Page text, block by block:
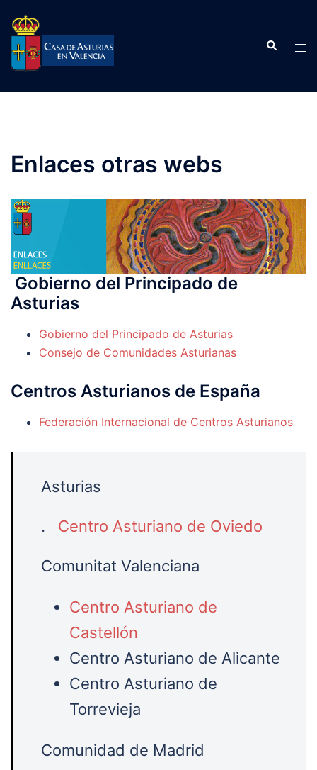
contenido
Buscar
Enlaces otras webs
Gobierno del Principado de
Asturias
Gobierno del Principado de Asturias
Consejo de Comunidades Asturianas
Centros Asturianos de España
Federación Internacional de Centros Asturianos
Asturias
. Centro Asturiano de Oviedo
Comunitat Valenciana
Centro Asturiano de
Castellón
Centro Asturiano de Alicante
Centro Asturiano de
Torrevieja
Comunidad de Madrid